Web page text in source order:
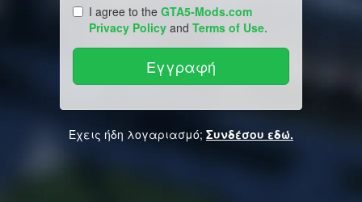
I agree to the GTA5-Mods.com
Privacy Policy and Terms of Use.
Έχεις ήδη λογαριασμό; Συνδέσου εδώ.